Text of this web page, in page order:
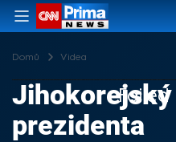
Domů Videa
Jihokorejský
prezidenta